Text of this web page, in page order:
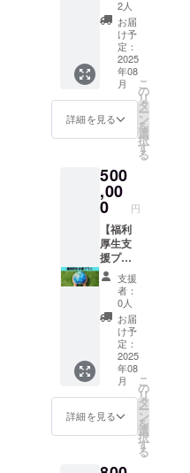
・キッ
チンも
付いて
いるの
ちょっ
とした
料理も
可能 ----
-----------
-----------
-----------
-----------
-----------
--- ・有
効期
限：
2026年
3月末ま
施場所
は名古
屋市名
東区藤
が丘で
す。実
施場所
までの
交通費
は支援
負担く
心して
過ごせ
る設計
・靴を
脱いで
くつろ
げるフ
ングの
空間 ・
会、講
座、
ワーク
ショッ
プ、施
術会な
ど、幅
広く利
用可能
・キッ
チンも
付いて
いるの
ちょっ
とした
料理も
-----------
-----------
-----------
「誰か
にちゃ
んと話
を聞い
てほし
い」
「専門
度見て
もらい
気持ち
が少し
でもあ
るな
ら、こ
の60分
はあな
たの心
と体を
取り戻
す時間
になり
ます。
こんな
方にお
すす
出産
後、何
日々忙
しいご
家族
へ、
「ちょ
っとひ
と息つ
いて
ね」と
贈って
みては
いかが
でしょ
うか。 -
-----------
-----------
-----------
-----------
-----------
-----------
------ ・
有効期
限：
2026年
8月末ま
で ・受
講方
合いた
い「人
生の節
目の健
康」
を、や
さし
く、あ
たたか
識で届
けてく
れる田
中さん
の講演
は、毎
回「参
加して
よかっ
た！」
の声が
絶えま
せん。
テーマ
はご相
談に応
じて決
定可
「仲
間」と
して、
公式サ
イトや
SNS等
でご紹
介させ
ていた
だくと
に、 地
域とつ
なが
り、人
を支え
る社会
づくり
の一端
を担っ
ていた
だけま
す。 ま
た、Via
ステー
ション
で講座
やセミ
ナーを
ご希望
の企
体様
らのご
支援
を、心
よりお
待ちし
ており
ます。
この協
賛プラ
ンには
リター
ンはご
ざいま
せん。
です
が、私
たちの
活動を
共に支
える
「仲
間」と
して、
公式サ
イトや
SNS等
でご紹
介させ
ていた
だくと
に、 地
企業の
未来を
つくる
“働く
人”の心
と体が
整え
ば、企
業も強
くな
のプラ
ンで
は、VIA
コン
シェル
ジュな
どの有
資格ス
タッフ
が御社
に伺
い、社
員の健
康を支
える講
座を実
施いた
しま
す。 ご
希望に
て、
2人
お届
け予
定：
2025
年08
月
詳細を見る
こ
の
リ
タ
ー
ン
を
選
択
す
る
500
,00
0 円
【福利
厚生支
援プラ
ン】 社
員の健
康が、
企業の
未来を
つくる
“働く
人”の心
と体が
整え
ば、企
業も強
くな
のプラ
支援
者：
0人
お届
け予
定：
2025
年08
月
詳細を見る
こ
の
リ
タ
ー
ン
を
選
択
す
る